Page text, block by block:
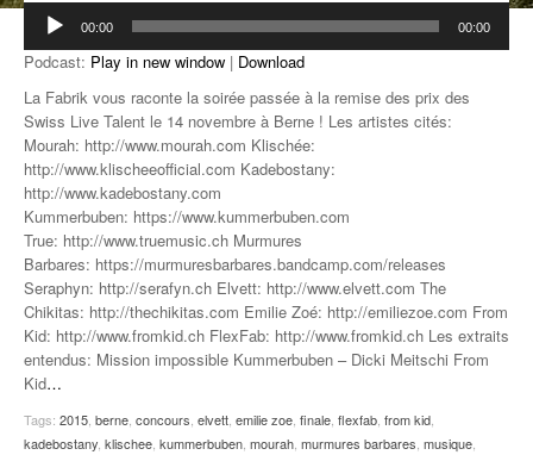
Lecteur
audio
00:00 00:00
Podcast: Play in new window | Download
La Fabrik vous raconte la soirée passée à la remise des prix des
Swiss Live Talent le 14 novembre à Berne ! Les artistes cités:
Mourah: http://www.mourah.com Klischée:
http://www.klischeeofficial.com Kadebostany:
http://www.kadebostany.com
Kummerbuben: https://www.kummerbuben.com
True: http://www.truemusic.ch Murmures
Barbares: https://murmuresbarbares.bandcamp.com/releases
Seraphyn: http://serafyn.ch Elvett: http://www.elvett.com The
Chikitas: http://thechikitas.com Emilie Zoé: http://emiliezoe.com From
Kid: http://www.fromkid.ch FlexFab: http://www.fromkid.ch Les extraits
entendus: Mission impossible Kummerbuben – Dicki Meitschi From
Kid…
Tags: 2015 berne concours elvett emilie zoe finale flexfab from kid
kadebostany klischee kummerbuben mourah murmures barbares musique